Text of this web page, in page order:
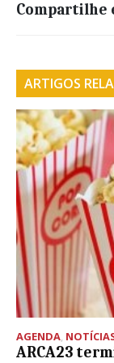
Compartilhe
ARTIGOS
AGENDA,
ARCA23